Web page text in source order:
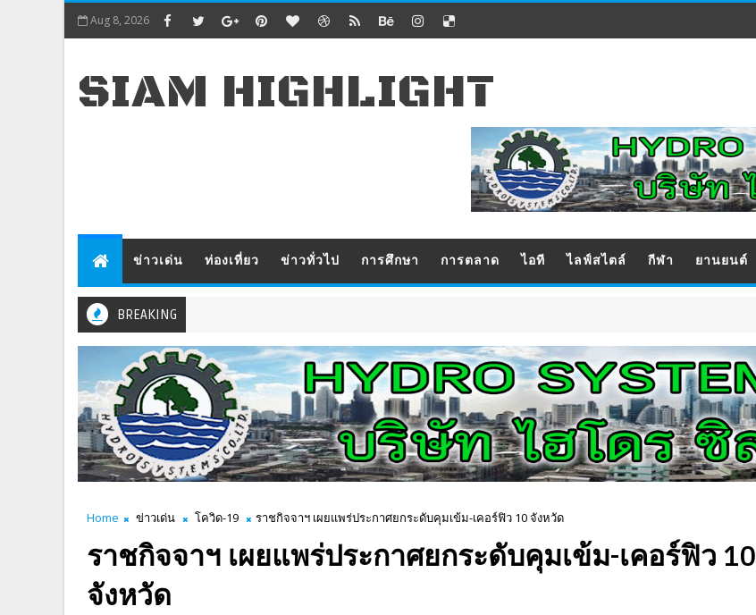
Aug 8, 2026
SIAM HIGHLIGHT
ข่าวเด่น ท่องเที่ยว ข่าวทั่วไป การศึกษา การตลาด ไอที ไลฟ์สไตล์ กีฬา ยานยนต์
BREAKING
Home ข่าวเด่น โควิด-19 ราชกิจจาฯ เผยแพร่ประกาศยกระดับคุมเข้ม-เคอร์ฟิว 10 จังหวัด
ราชกิจจาฯ เผยแพร่ประกาศยกระดับคุมเข้ม-เคอร์ฟิว 10
จังหวัด